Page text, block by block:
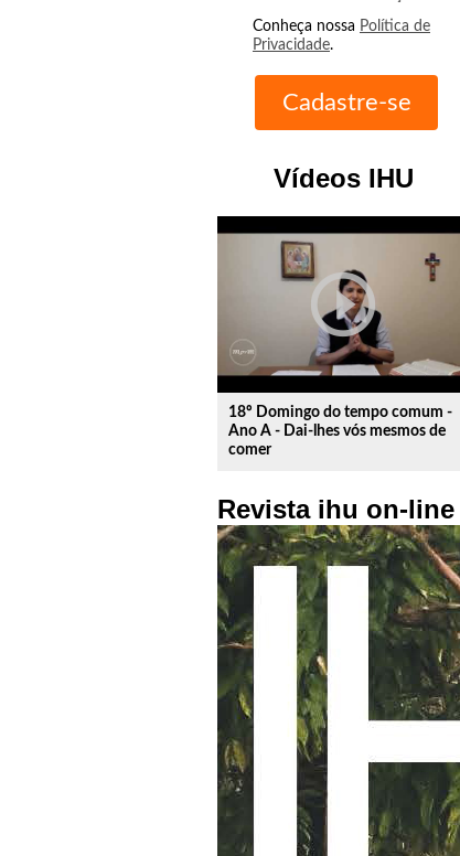
Conheça nossa Política de
Privacidade.
Vídeos IHU
play_circle_outline
18º Domingo do tempo comum -
Ano A - Dai-lhes vós mesmos de
comer
Revista ihu on-line